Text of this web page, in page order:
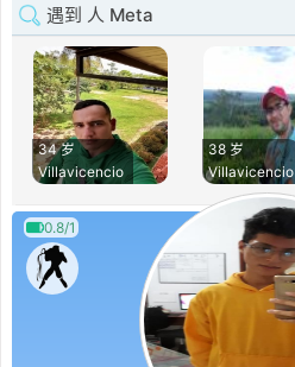
遇到 人 Meta
34 岁
Villavicencio
38 岁
Villavicencio
0.8/1